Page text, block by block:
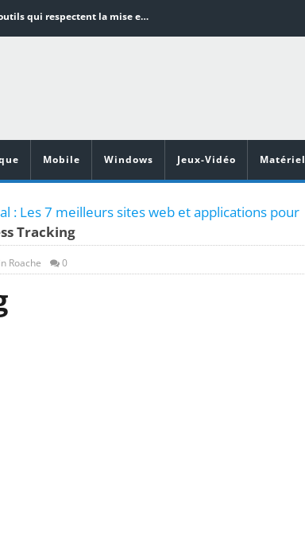
Word en PDF : les outils qui respectent la mise en page
Vidéoprojecteurs Asus : Top 6 des meilleurs modèles de la marque
Mobile Windows Jeux-Vidéo Matériel
: Les 7 meilleurs sites web et applications pour
Tracking
Roache 0